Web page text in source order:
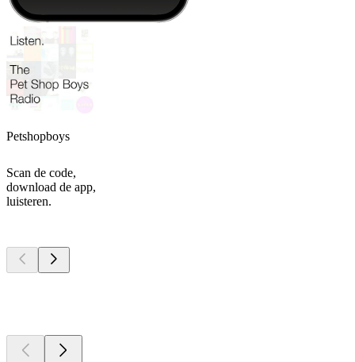
Petshopboys
Scan de code,
download de app,
luisteren.